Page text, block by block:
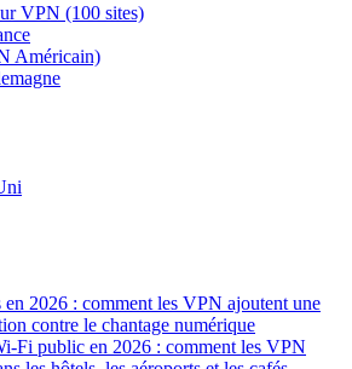
VPN (100 sites)
Américain)
en 2026 : comment les VPN ajoutent une
contre le chantage numérique
Fi public en 2026 : comment les VPN